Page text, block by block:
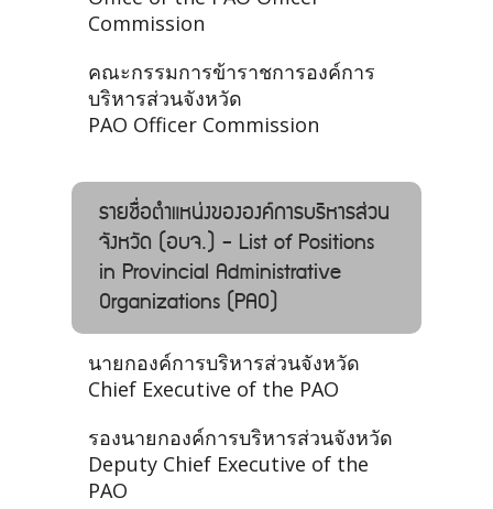
Commission
คณะกรรมการข้าราชการองค์การ
บริหารส่วนจังหวัด
PAO Officer Commission
รายชื่อตำแหน่งขององค์การบริหารส่วน
จังหวัด (อบจ.) - List of Positions
in Provincial Administrative
Organizations (PAO)
นายกองค์การบริหารส่วนจังหวัด
Chief Executive of the PAO
รองนายกองค์การบริหารส่วนจังหวัด
Deputy Chief Executive of the
PAO